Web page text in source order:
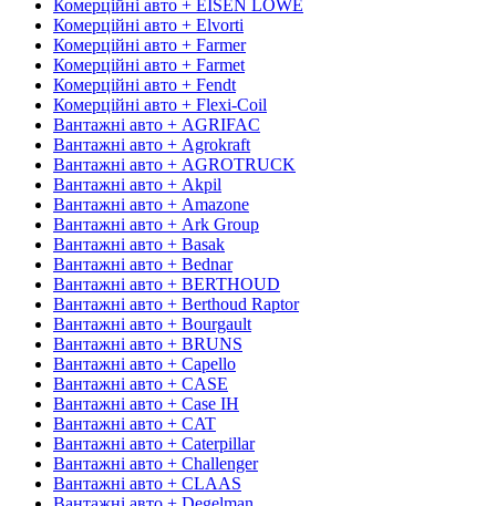
Комерційні авто + EISEN LÖWE
Комерційні авто + Elvorti
Комерційні авто + Farmer
Комерційні авто + Farmet
Комерційні авто + Fendt
Комерційні авто + Flexi-Coil
Вантажні авто + AGRIFAC
Вантажні авто + Agrokraft
Вантажні авто + AGROTRUCK
Вантажні авто + Akpil
Вантажні авто + Amazone
Вантажні авто + Ark Group
Вантажні авто + Basak
Вантажні авто + Bednar
Вантажні авто + BERTHOUD
Вантажні авто + Berthoud Raptor
Вантажні авто + Bourgault
Вантажні авто + BRUNS
Вантажні авто + Capello
Вантажні авто + CASE
Вантажні авто + Case IH
Вантажні авто + CAT
Вантажні авто + Caterpillar
Вантажні авто + Challenger
Вантажні авто + CLAAS